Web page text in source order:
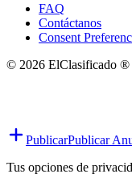
FAQ
Contáctanos
Consent
© 2026 ElClasificado ®
PublicarPublicar
Tus opciones de